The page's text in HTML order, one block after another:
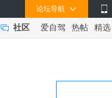
论坛导航
社区 爱自驾 热帖 精选